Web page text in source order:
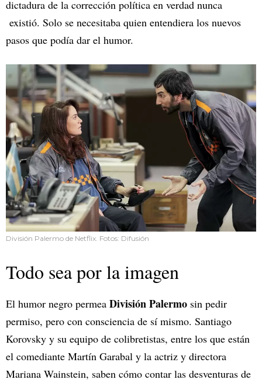
dictadura de la corrección política en verdad nunca
existió. Solo se necesitaba quien entendiera los nuevos
pasos que podía dar el humor.
División Palermo de Netflix. Fotos: Difusión
Todo sea por la imagen
El humor negro permea División Palermo sin pedir
permiso, pero con consciencia de sí mismo. Santiago
Korovsky y su equipo de colibretistas, entre los que están
el comediante Martín Garabal y la actriz y directora
Mariana Wainstein, saben cómo contar las desventuras de